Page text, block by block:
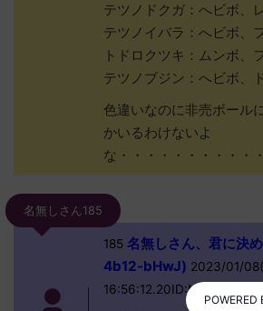
テツノドクガ：へビボ、
テツノイバラ：へビボ、
トドロクツキ：ムンボ、
テツノブジン：へビボ、
色違いなのに非売ボール
かいるわけないよ
な・・・・・・・・・・
名無しさん185
185名無しさん、君に決
4b12-bHwJ) 2023/01/
16:56:12.20ID:N8PRBFt00?
POWERED